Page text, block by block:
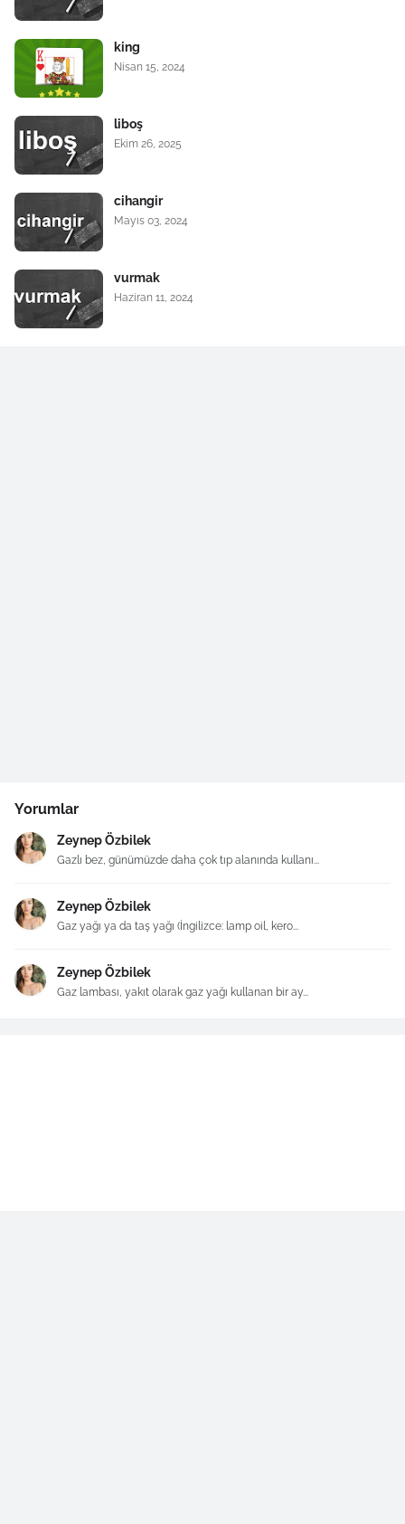
king
Nisan 15, 2024
liboş
Ekim 26, 2025
cihangir
Mayıs 03, 2024
vurmak
Haziran 11, 2024
Yorumlar
Zeynep Özbilek
Gazlı bez, günümüzde daha çok tıp alanında kullanı...
Zeynep Özbilek
Gaz yağı ya da taş yağı (İngilizce: lamp oil, kero...
Zeynep Özbilek
Gaz lambası, yakıt olarak gaz yağı kullanan bir ay...